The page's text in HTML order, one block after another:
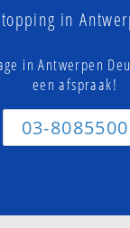
in
in Antwerpen
een afspraak!
03-8085500